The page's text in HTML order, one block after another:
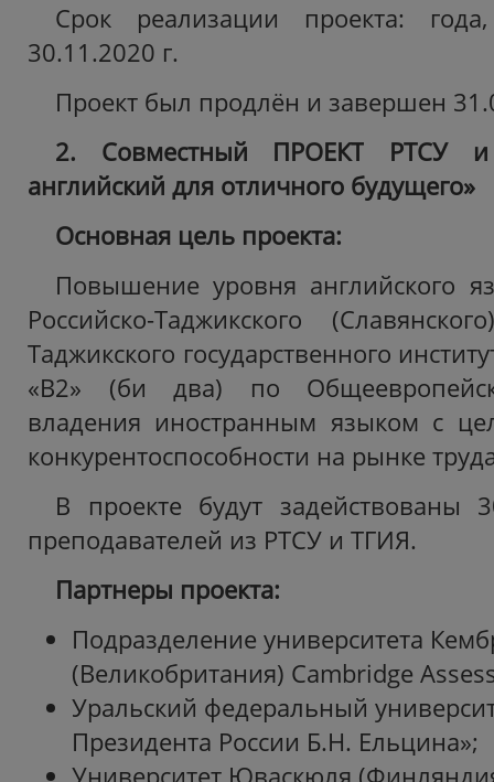
Срок реализации проекта:
30.11.2020 г.
Проект был продлён и завершен
2. Совместный ПРОЕКТ РТСУ и
английский для отличного будущего»
Основная цель проекта:
Повышение уровня английского
Российско-Таджикского
Таджикского государственного
«B2» (би два) по
владения иностранным языком с
конкурентоспособности на рынке
В проекте будут задействованы
преподавателей из РТСУ и ТГИЯ.
Партнеры проекта:
Подразделение университета
(Великобритания) Cambridge
Уральский федеральный
Президента России Б.Н. Ельцина»;